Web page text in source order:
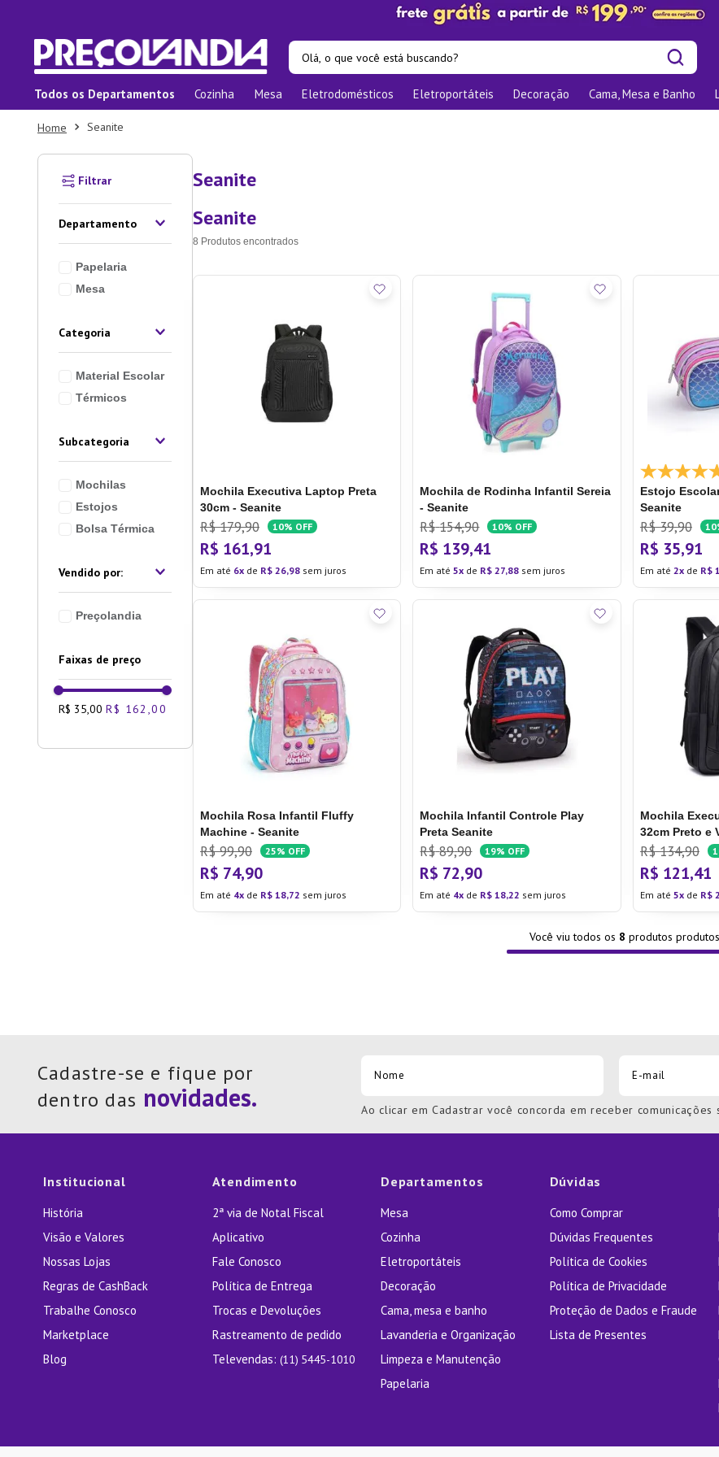
Olá, o que você está buscando?
Todos os Departamentos Cozinha Mesa Eletrodomésticos Eletroportáteis Decoração Cama, Mesa e Banho
Seanite
Departamento
Papelaria
Mesa
Categoria
Material Escolar
Térmicos
Subcategoria
Mochilas
Estojos
Bolsa Térmica
Preçolandia
Faixas de preço
R$ 35,00 R$ 162,00
Seanite
Seanite
8 Produtos
Mochila Executiva Laptop Preta
30cm - Seanite
R$ 179,90 10% OFF
R$ 161,91
Em até 6 de R$ 26,98 sem juros
Mochila de Rodinha Infantil Sereia
- Seanite
R$ 154,90 10% OFF
R$ 139,41
Em até5 de R$ 27,88 sem juros
Estojo
Seanite
R$ 39,90
R$ 35,91
Em até 2 de R$
Mochila Rosa Infantil Fluffy
Machine - Seanite
R$ 99,90 25% OFF
R$ 74,90
Em até 4 de R$ 18,72 sem juros
Mochila Infantil Controle Play
Preta Seanite
R$ 89,90 19% OFF
R$ 72,90
Em até 4 de R$ 18,22 sem juros
Mochila
32cm Preto e
R$ 134,90
R$ 121,41
Em até 5 de R$
Você viu todos os 8 produtos
Cadastre-se e fique por
dentro das
Ao clicar em Cadastrar você concorda em receber
Institucional
História
Visão e Valores
Nossas Lojas
Regras de CashBack
Trabalhe Conosco
Marketplace
Blog
Atendimento
2ª via de Notal Fiscal
Aplicativo
Fale Conosco
Política de Entrega
Trocas e Devoluções
Rastreamento de pedido
Televendas: (11) 5445-1010
Departamentos
Mesa
Cozinha
Eletroportáteis
Decoração
Cama, mesa e banho
Lavanderia e Organização
Limpeza e Manutenção
Papelaria
Dúvidas
Como Comprar
Dúvidas Frequentes
Política de Cookies
Política de Privacidade
Proteção de Dados e Fraude
Lista de Presentes
Termos mais buscados
8º
9º
º